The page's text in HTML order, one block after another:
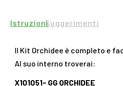
IstruzioniSuggerimenti
Il Kit Orchidee è completo e
Al suo interno troverai:
X101051- GG ORCHIDEE